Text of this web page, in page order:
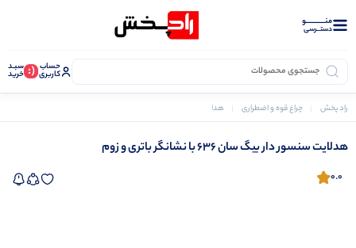
منــــــــــــو
دستــرسی
حساب
کاربری (: سبـد
خرید
راد پخش چراغ قوه و اضطراری هدلایت
هدلایت سنسور دار بیگ سان 636 با نشانگر باتری و زوم
0.0